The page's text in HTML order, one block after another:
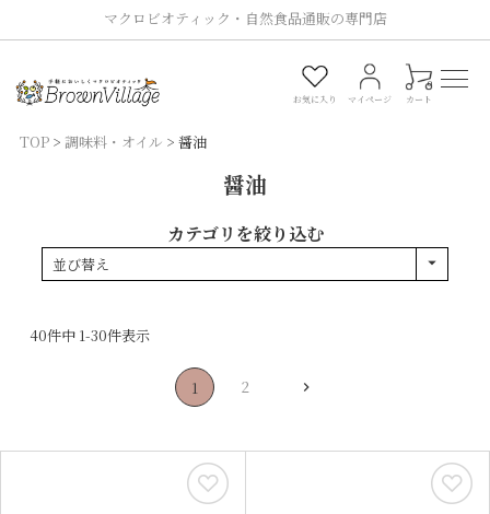
マクロビオティック・自然食品通販の専門店
お気に入り マイページ カート
0
TOP 調味料・オイル 醤油
醤油
カテゴリを絞り込む
並び替え
40件中 1-30件表示
1 2